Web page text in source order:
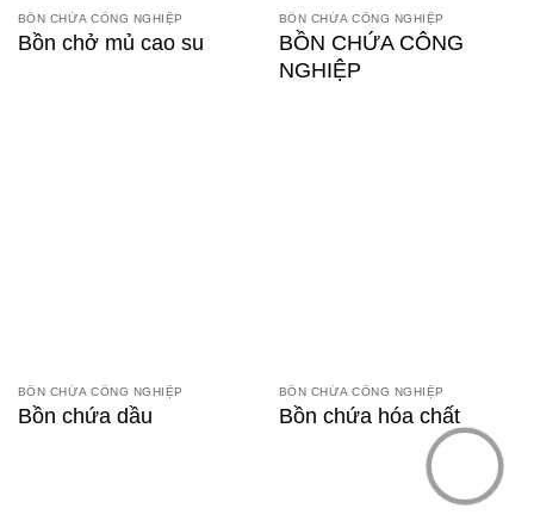
BỒN CHỨA CÔNG NGHIỆP
Bồn chở mủ cao su
BỒN CHỨA CÔNG NGHIỆP
BỒN CHỨA CÔNG
NGHIỆP
BỒN CHỨA CÔNG NGHIỆP
Bồn chứa dầu
BỒN CHỨA CÔNG NGHIỆP
Bồn chứa hóa chất